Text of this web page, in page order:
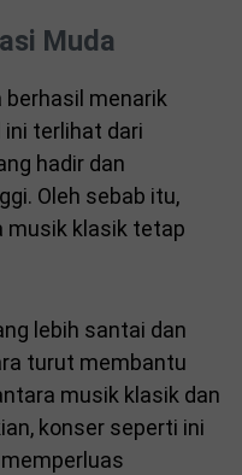
Muda
berhasil menarik
ini terlihat dari
hadir dan
Oleh sebab itu,
musik klasik tetap
lebih santai dan
turut membantu
musik klasik dan
konser seperti ini